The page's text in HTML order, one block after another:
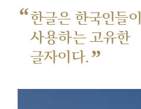
“한글은 한국인들이
사용하는 고유한
글자이다. ”